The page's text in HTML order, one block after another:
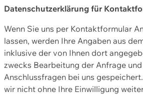
Datenschutzerklärung für
Wenn Sie uns per Kontaktformular
lassen, werden Ihre Angaben aus
inklusive der von Ihnen dort
zwecks Bearbeitung der Anfrage
Anschlussfragen bei uns
wir nicht ohne Ihre Einwilligung